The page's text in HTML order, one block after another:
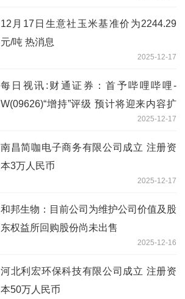
12月17日生意社玉米基准价为2244.29
元/吨 热消息
2025-12-17
每日视讯:财通证券：首予哔哩哔哩-
W(09626)“增持”评级 预计将迎来内容扩
2025-12-17
南昌简咖电子商务有限公司成立 注册资
本3万人民币
2025-12-17
和邦生物：目前公司为维护公司价值及股
东权益所回购股份尚未出售
2025-12-16
河北利宏环保科技有限公司成立 注册资
本50万人民币